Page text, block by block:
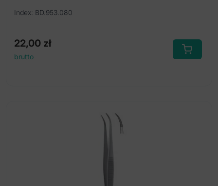
Index: BD.953.080
22,00 zł
brutto